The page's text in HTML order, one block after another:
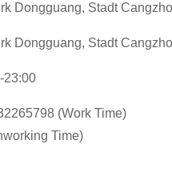
Dongguang, Stadt
Dongguang, Stadt
23:00
(Work Time)
Time)